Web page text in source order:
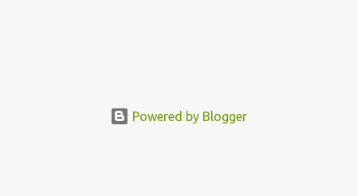
Powered by Blogger